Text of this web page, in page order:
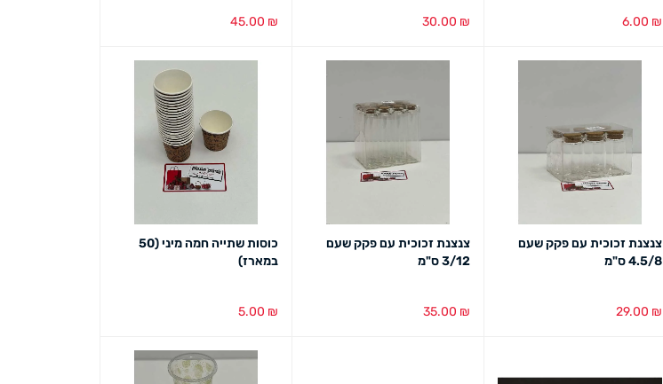
6.00 ₪
30.00 ₪
45.00 ₪
צנצנת זכוכית עם פקק שעם
4.5/8 ס"מ
29.00 ₪
צנצנת זכוכית עם פקק שעם
3/12 ס"מ
35.00 ₪
כוסות שתייה חמה מיני (50
במארז)
5.00 ₪